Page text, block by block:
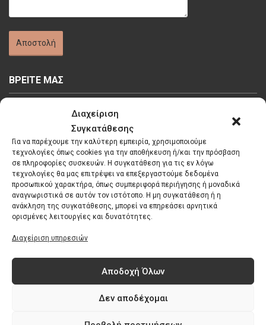
Διαχείριση
Συγκατάθεσης
Για να παρέχουμε την καλύτερη εμπειρία, χρησιμοποιούμε
τεχνολογίες όπως cookies για την αποθήκευση ή/και την πρόσβαση
σε πληροφορίες συσκευών. Η συγκατάθεση για τις εν λόγω
τεχνολογίες θα μας επιτρέψει να επεξεργαστούμε δεδομένα
προσωπικού χαρακτήρα, όπως συμπεριφορά περιήγησης ή μοναδικά
αναγνωριστικά σε αυτόν τον ιστότοπο. Η μη συγκατάθεση ή η
ανάκληση της συγκατάθεσης, μπορεί να επηρεάσει αρνητικά
ορισμένες λειτουργίες και δυνατότητες.
Διαχείριση υπηρεσιών
Αποδοχή Όλων
Δεν αποδέχομαι
ΒΡΕΙΤΕ ΜΑΣ
Κάντε κλικ στο κουμπί 'Συμφωνώ' για να
ενεργοποιήσετε το Google maps.
Πολιτική Cookies
Συμφωνώ